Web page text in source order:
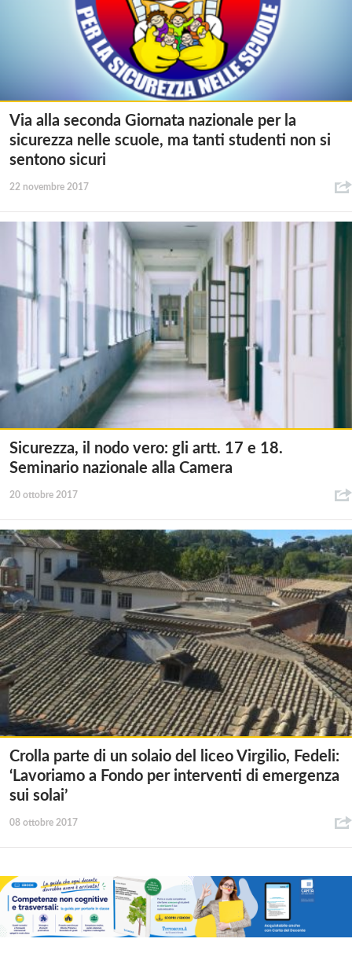
Via alla seconda Giornata nazionale per la
sicurezza nelle scuole, ma tanti studenti non si
sentono sicuri
22 novembre 2017
Sicurezza, il nodo vero: gli artt. 17 e 18.
Seminario nazionale alla Camera
20 ottobre 2017
Crolla parte di un solaio del liceo Virgilio, Fedeli:
‘Lavoriamo a Fondo per interventi di emergenza
sui solai’
08 ottobre 2017